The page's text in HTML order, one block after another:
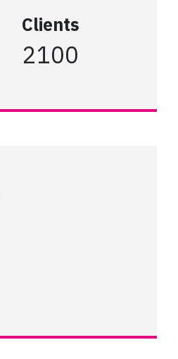
Clients
2100